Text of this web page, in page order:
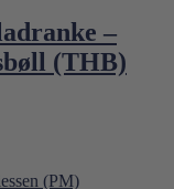
–
(THB)